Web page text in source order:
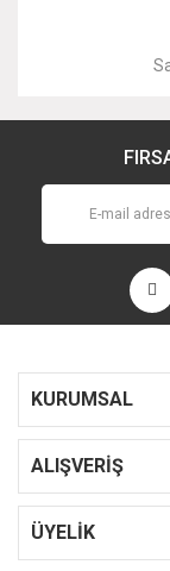
KURUMSAL
ALIŞVERİŞ
ÜYELİK